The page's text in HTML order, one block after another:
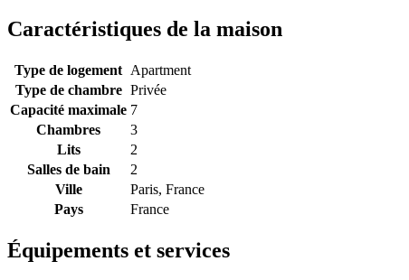
Caractéristiques de la maison
Type de logement Apartment
Type de chambre Privée
Capacité maximale 7
Chambres
3
Lits
2
Salles de bain
2
Ville
Paris, France
Pays
France
Équipements et services